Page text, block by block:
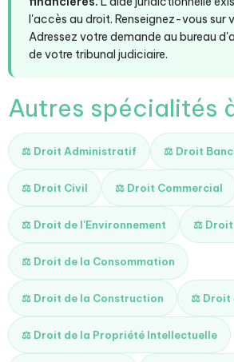
l'accès au droit. Renseignez-vous sur
Adressez votre demande au bureau
de votre tribunal judiciaire.
Autres spécialités
⚖️ Droit Administratif ⚖️ Droit
⚖️ Droit Civil ⚖️ Droit Commercial
⚖️ Droit de l'Environnement ⚖️ Droit
⚖️ Droit de la Consommation
⚖️ Droit de la Construction ⚖️ Droit
⚖️ Droit de la Propriété Intellectuelle